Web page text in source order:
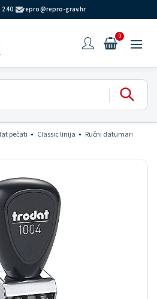
240 repro@repro-grav.hr
0
pečati Classic linija
Ručni datumari